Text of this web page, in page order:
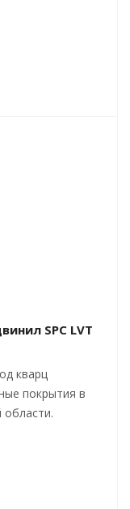
SPC LVT
кварц
покрытия в
области.